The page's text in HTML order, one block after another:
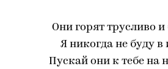
Они горят трусливо
Я никогда не буду в
Пускай они к тебе на